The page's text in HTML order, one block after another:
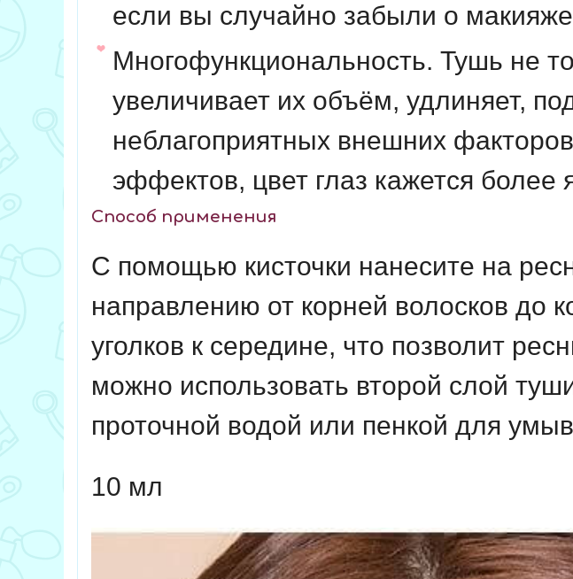
если вы случайно забыли о
Многофункциональность. Тушь не
увеличивает их объём, удлиняет,
неблагоприятных внешних
эффектов, цвет глаз кажется
Способ применения
С помощью кисточки нанесите на
направлению от корней волосков до
уголков к середине, что позволит
можно использовать второй слой
проточной водой или пенкой для
10 мл